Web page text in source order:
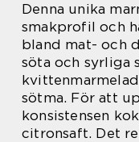
Denna unika
smakprofil och
bland mat- och
söta och syrliga
sötma. För att
konsistensen
citronsaft. Det